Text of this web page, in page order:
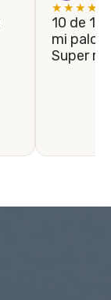
★★★★★
10 de 10! En menos de 5 días llegó
mi palo
Super